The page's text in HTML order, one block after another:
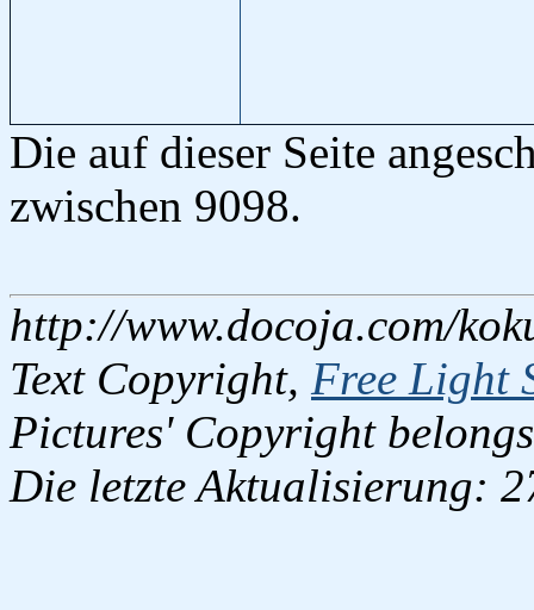
Die auf dieser Seite
zwischen 9098.
http://www.docoja.com/
Text Copyright, Free Light
Pictures' Copyright
Die letzte Aktualisierung: